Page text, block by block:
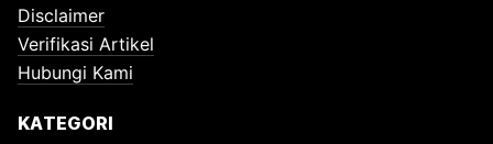
Disclaimer
Verifikasi Artikel
Hubungi Kami
KATEGORI